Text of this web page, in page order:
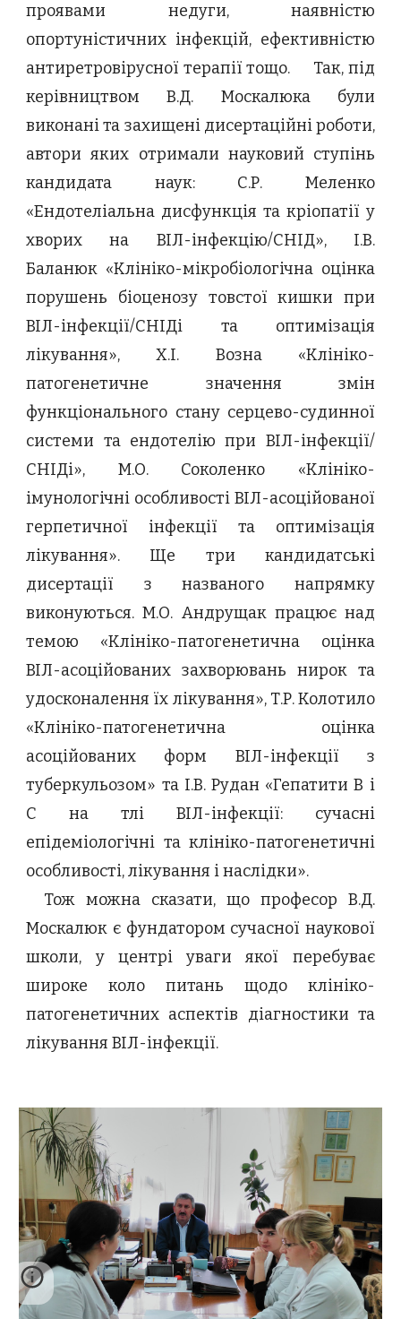
проявами недуги, наявністю
опортуністичних інфекцій, ефективністю
антиретровірусної терапії тощо.
Так, під
керівництвом В.Д. Москалюка були
виконані та захищені дисертаційні роботи,
автори яких отримали науковий ступінь
кандидата наук: С.Р. Меленко
«Ендотеліальна дисфункція та кріопатії у
хворих на ВІЛ-інфекцію/СНІД», І.В.
Баланюк «Клініко-мікробіологічна оцінка
порушень біоценозу товстої кишки при
ВІЛ-інфекції/СНІДі та оптимізація
лікування», Х.І. Возна «Клініко-
патогенетичне значення змін
функціонального стану серцево-судинної
системи та ендотелію при ВІЛ-інфекції/
СНІДі», М.О. Соколенко «Клініко-
імунологічні особливості ВІЛ-асоційованої
герпетичної інфекції та оптимізація
лікування». Ще три кандидатські
дисертації з названого напрямку
виконуються. М.О. Андрущак працює над
темою «Клініко-патогенетична оцінка
ВІЛ-асоційованих захворювань нирок та
удосконалення їх лікування», Т.Р. Колотило
«Клініко-патогенетична оцінка
асоційованих форм ВІЛ-інфекції з
туберкульозом» та І.В. Рудан «Гепатити В і
С на тлі ВІЛ-інфекції: сучасні
епідеміологічні та клініко-патогенетичні
особливості, лікування і наслідки».
Тож можна сказати, що професор В.Д.
Москалюк є фундатором сучасної наукової
школи, у центрі уваги якої перебуває
широке коло питань щодо клініко-
патогенетичних аспектів діагностики та
лікування ВІЛ-інфекції.